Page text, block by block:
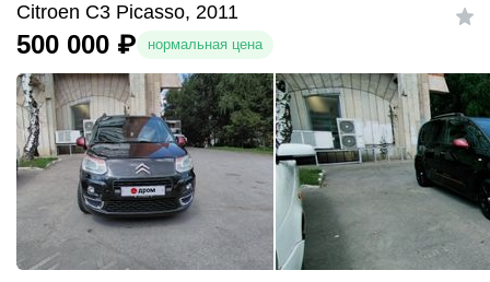
Citroen C3 Picasso, 2011
500 000 ₽ нормальная цена